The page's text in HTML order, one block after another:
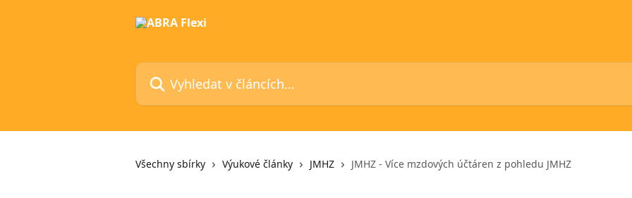
Vyhledat v článcích…
Všechny sbírky Výukové články JMHZ JMHZ - Více mzdových účtáren z pohledu JMHZ